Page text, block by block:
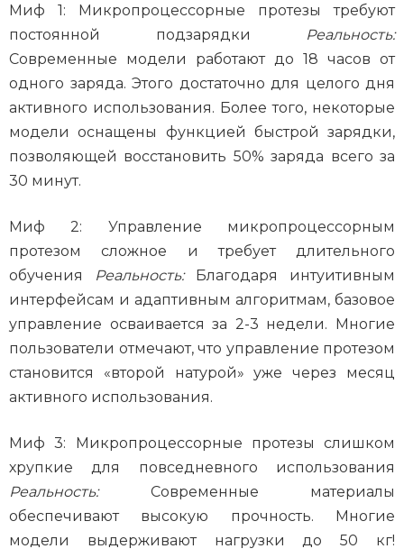
Миф 1: Микропроцессорные протезы требуют
постоянной подзарядки
Реальность:
Современные модели работают до 18 часов от
одного заряда. Этого достаточно для целого дня
активного использования. Более того, некоторые
модели оснащены функцией быстрой зарядки,
позволяющей восстановить 50% заряда всего за
30 минут.
Миф 2: Управление микропроцессорным
протезом сложное и требует длительного
обучения
Реальность:Благодаря интуитивным
интерфейсам и адаптивным алгоритмам, базовое
управление осваивается за 2-3 недели. Многие
пользователи отмечают, что управление протезом
становится «второй натурой» уже через месяц
активного использования.
Миф 3: Микропроцессорные протезы слишком
хрупкие для повседневного использования
Реальность:Современные материалы
обеспечивают высокую прочность. Многие
модели выдерживают нагрузки до 50 кг!